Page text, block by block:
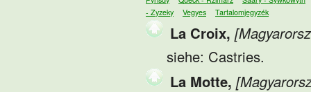
- Zyzeky
Vegyes Tartalomjegyzék
La Croix,
siehe: Castries.
La Motte,